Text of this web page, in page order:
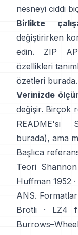
nesneyi ciddi
Birlikte
değiştirirken
edin. ZIP
özellikleri
özetleri burada.
Verinizde
değişir. Birçok
README'si
burada), ama
Başlıca
Teori
Huffman 1952 ·
ANS. Formatlar
Brotli
· LZ4